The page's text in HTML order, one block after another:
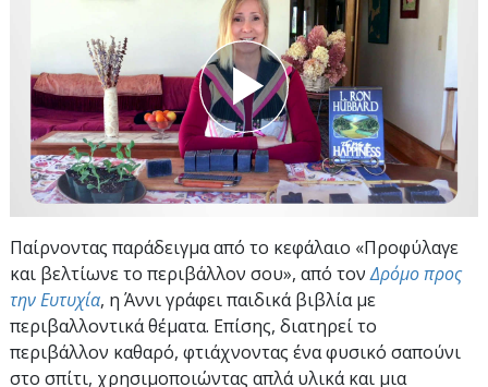
Παίρνοντας παράδειγμα από το κεφάλαιο «Προφύλαγε
και βελτίωνε το περιβάλλον σου», από τονΔρόμο προς
την Ευτυχία, η Άννι γράφει παιδικά βιβλία με
περιβαλλοντικά θέματα. Επίσης, διατηρεί το
περιβάλλον καθαρό, φτιάχνοντας ένα φυσικό σαπούνι
στο σπίτι, χρησιμοποιώντας απλά υλικά και μια